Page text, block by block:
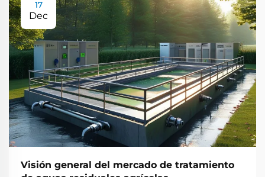
17
Dec
Visión general del mercado de tratamiento